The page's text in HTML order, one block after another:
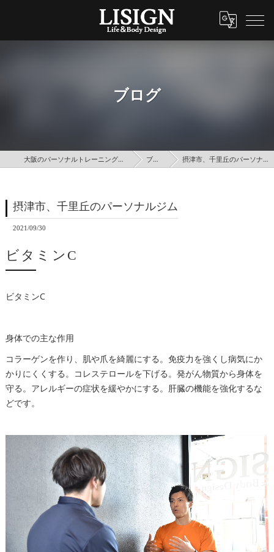
ブログ
大阪のパーソナルトレーニングはLISIGN ブログ 摂津市、千里丘のパーソナルジム
摂津市、千里丘のパーソナルジム
2021/09/30
ビタミンC
ビタミンC
身体での主な作用
コラーゲンを作り、肌や爪を綺麗にする。免疫力を強くし病気にか
かりにくくする。コレステロールを下げる。発がん物質から身体を
守る。アレルギーの症状を緩やかにする。肝臓の機能を強化するな
どです。